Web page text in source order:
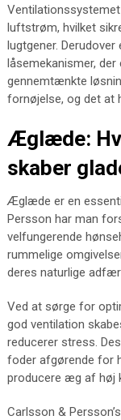
luftstrøm, hvilket
lugtgener.
låsemekanismer,
gennemtænkte
fornøjelse, og det at
Æglæde:
skaber
Æglæde er en
Persson har man
velfungerende
rummelige
deres naturlige
Ved at sørge for
god ventilation
reducerer stress.
foder afgørende for
producere æg af høj
Carlsson &